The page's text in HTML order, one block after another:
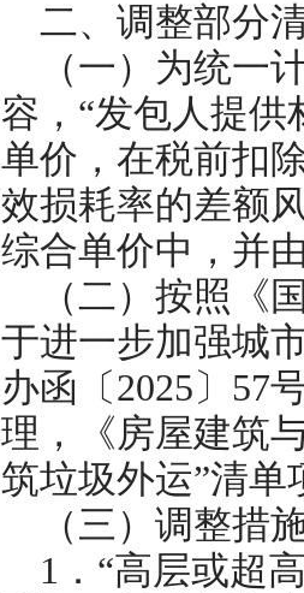
二、调整部分
（一）为统一
容，“发包人提供
单价，在税前扣
效损耗率的差额
综合单价中，并
（二）按照《
于进一步加强城
办函〔2025〕57
理，《房屋建筑
筑垃圾外运”清单
（三）调整措
1．“高层或超